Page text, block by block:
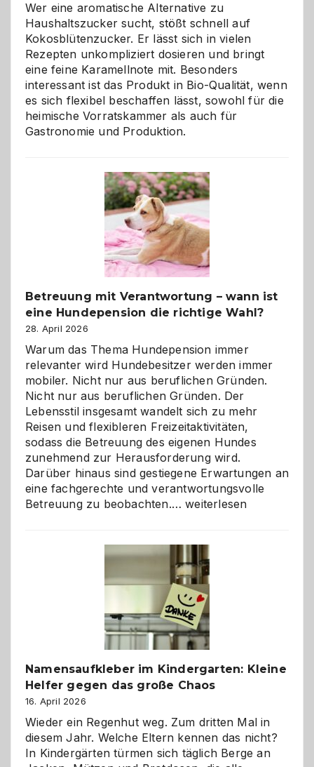
Wer eine aromatische Alternative zu
Haushaltszucker sucht, stößt schnell auf
Kokosblütenzucker. Er lässt sich in vielen
Rezepten unkompliziert dosieren und bringt
eine feine Karamellnote mit. Besonders
interessant ist das Produkt in Bio-Qualität, wenn
es sich flexibel beschaffen lässt, sowohl für die
heimische Vorratskammer als auch für
Gastronomie und Produktion.
Betreuung mit Verantwortung – wann ist
eine Hundepension die richtige Wahl?
28. April 2026
Warum das Thema Hundepension immer
relevanter wird Hundebesitzer werden immer
mobiler. Nicht nur aus beruflichen Gründen.
Nicht nur aus beruflichen Gründen. Der
Lebensstil insgesamt wandelt sich zu mehr
Reisen und flexibleren Freizeitaktivitäten,
sodass die Betreuung des eigenen Hundes
zunehmend zur Herausforderung wird.
Darüber hinaus sind gestiegene Erwartungen an
eine fachgerechte und verantwortungsvolle
Betreuung zu beobachten.…Betreuung
wann
ist
eine
Hundepension
die
richtige
weiterlesen
Namensaufkleber im Kindergarten: Kleine
Helfer gegen das große Chaos
16. April 2026
Wieder ein Regenhut weg. Zum dritten Mal in
diesem Jahr. Welche Eltern kennen das nicht?
In Kindergärten türmen sich täglich Berge an